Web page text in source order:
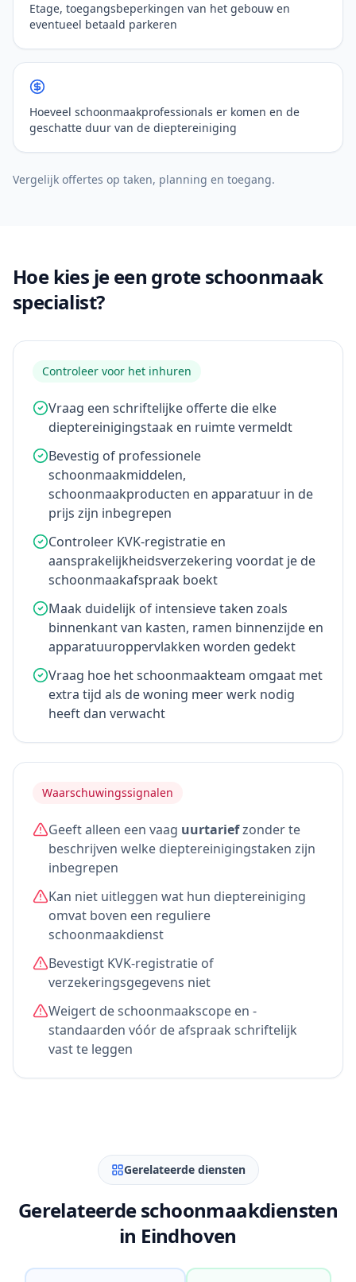
Etage, toegangsbeperkingen van het gebouw en
eventueel betaald parkeren
Hoeveel schoonmaakprofessionals er komen en de
geschatte duur van de dieptereiniging
Vergelijk offertes op taken, planning en toegang.
Hoe kies je een grote schoonmaak
specialist?
Controleer voor het inhuren
Vraag een schriftelijke offerte die elke
dieptereinigingstaak en ruimte vermeldt
Bevestig of professionele
schoonmaakmiddelen,
schoonmaakproducten en apparatuur in de
prijs zijn inbegrepen
Controleer KVK-registratie en
aansprakelijkheidsverzekering voordat je de
schoonmaakafspraak boekt
Maak duidelijk of intensieve taken zoals
binnenkant van kasten, ramen binnenzijde en
apparatuuroppervlakken worden gedekt
Vraag hoe het schoonmaakteam omgaat met
extra tijd als de woning meer werk nodig
heeft dan verwacht
Waarschuwingssignalen
Geeft alleen een vaag uurtariefzonder te
beschrijven welke dieptereinigingstaken zijn
inbegrepen
Kan niet uitleggen wat hun dieptereiniging
omvat boven een reguliere
schoonmaakdienst
Bevestigt KVK-registratie of
verzekeringsgegevens niet
Weigert de schoonmaakscope en -
standaarden vóór de afspraak schriftelijk
vast te leggen
Gerelateerde diensten
Gerelateerde schoonmaakdiensten
in Eindhoven